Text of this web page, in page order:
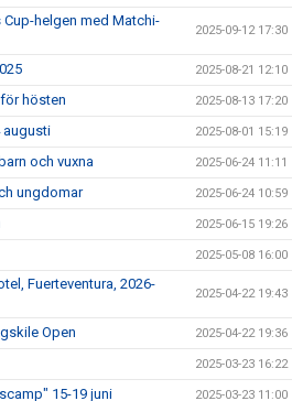
helgen med Matchi-
2025-09-12 17:30
2025-08-21 12:10
hösten 2025-08-13 17:20
augusti 2025-08-01 15:19
och vuxna 2025-06-24 11:11
ungdomar 2025-06-24 10:59
2025-06-15 19:26
2025-05-08 16:00
Fuerteventura, 2026-
2025-04-22 19:43
Open 2025-04-22 19:36
2025-03-23 16:22
15-19 juni 2025-03-23 11:00